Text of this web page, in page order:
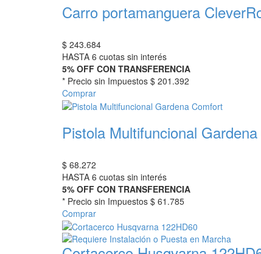
Carro portamanguera
$ 243.684
HASTA 6 cuotas sin interés
5% OFF CON TRANSFERENCIA
* Precio sin Impuestos $ 201.392
Comprar
Pistola Multifuncional
$ 68.272
HASTA 6 cuotas sin interés
5% OFF CON TRANSFERENCIA
* Precio sin Impuestos $ 61.785
Comprar